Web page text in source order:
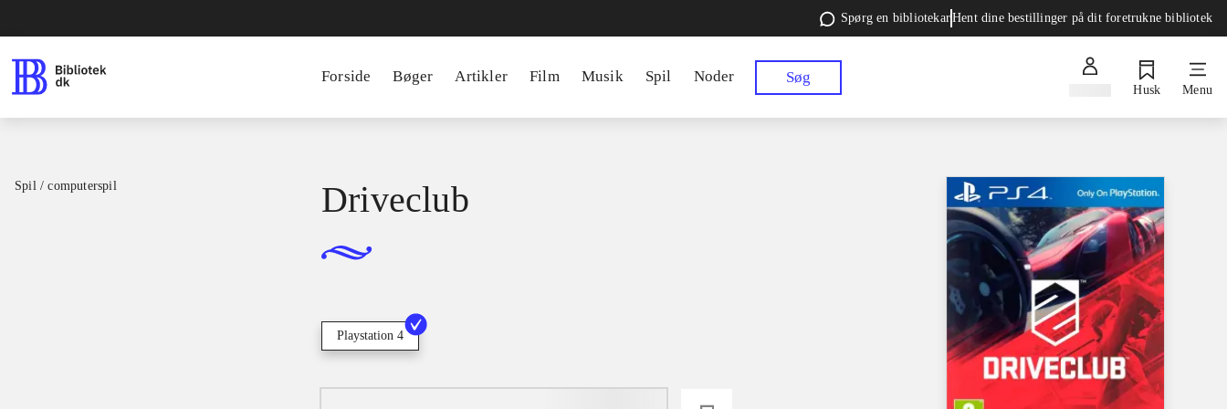
Spørg en bibliotekarHent dine bestillinger på dit foretrukne bibliotek
Forside Bøger Artikler Film Musik Spil Noder Søg
Husk Menu
Spil / computerspil Driveclub
Playstation 4